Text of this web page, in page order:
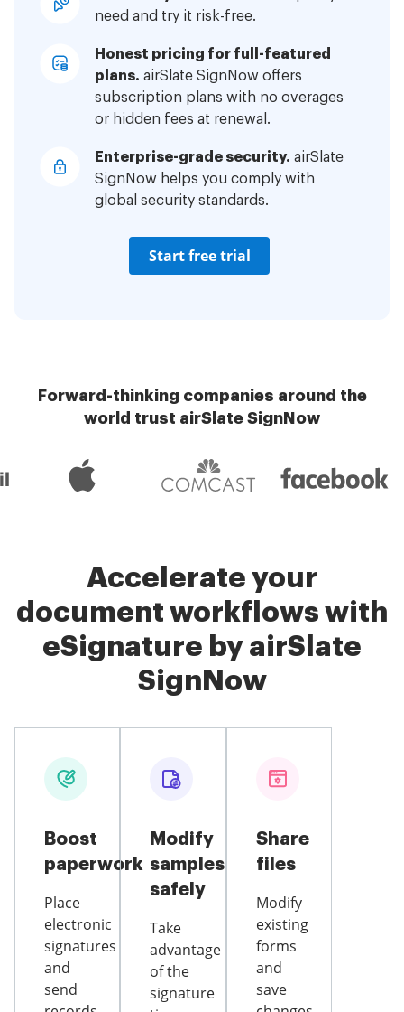
need and try it risk-free.
Honest pricing for full-featured
plans. airSlate SignNow offers
subscription plans with no overages
or hidden fees at renewal.
Enterprise-grade security. airSlate
SignNow helps you comply with
global security standards.
Start free trial
Forward-thinking companies around the
world trust airSlate SignNow
Accelerate your
document workflows with
eSignature by airSlate
SignNow
Boost
paperwork
Place
electronic
signatures
and
send
Modify
samples
safely
Take
advantage
of the
signature
Share
files
Modify
existing
forms
and
save